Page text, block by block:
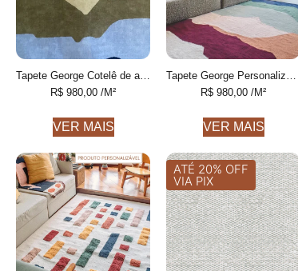
R$ 980,00 /M²
VER MAIS
R$ 980,00 /M²
VER MAIS
ATÉ 20% OFF
VIA PIX